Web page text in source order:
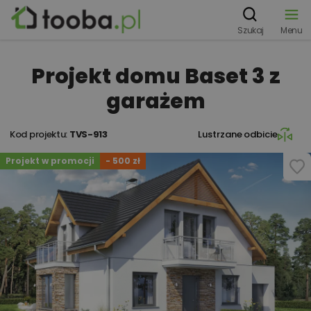
Szukaj Menu
Projekt domu Baset 3 z
garażem
Kod projektu: TVS-913 Lustrzane odbicie
Projekt w promocji - 500 zł